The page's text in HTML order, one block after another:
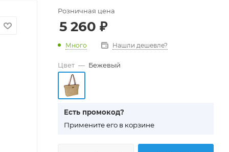
Розничная цена
5 260 ₽
Много Нашли дешевле?
Цвет — Бежевый
Есть промокод?
Примените его в корзине